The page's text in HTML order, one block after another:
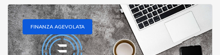
FINANZA AGEVOLATA